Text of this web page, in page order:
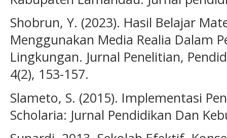
Shobrun, Y. (2023). Hasil Belajar
Menggunakan Media Realia Dalam
Lingkungan. Jurnal Penelitian,
4(2), 153-157.
Slameto, S. (2015). Implementasi
Scholaria: Jurnal Pendidikan Dan